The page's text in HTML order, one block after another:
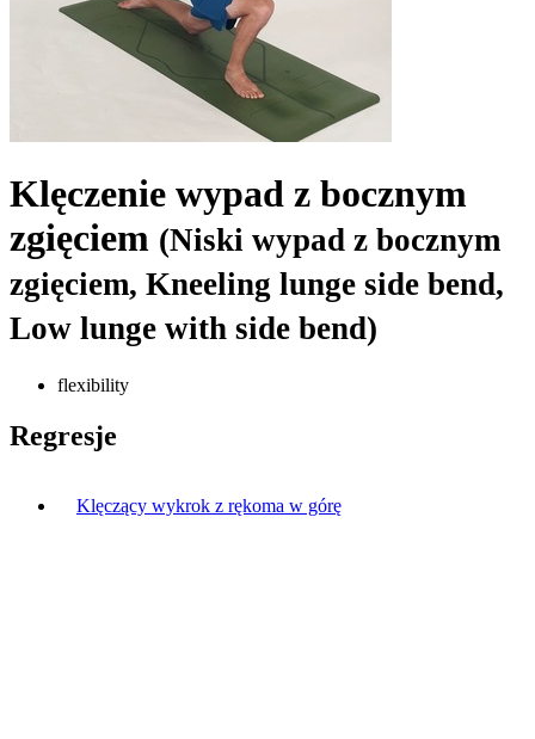
Klęczenie wypad z bocznym
zgięciem (Niski wypad z bocznym
zgięciem, Kneeling lunge side bend,
Low lunge with side bend)
flexibility
Regresje
Klęczący wykrok z rękoma w górę